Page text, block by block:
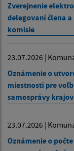
Zverejnenie
delegovaní člena
komisie
23.07.2026 |
Oznámenie o
miestnosti pre
samosprávy krajov
23.07.2026 |
Oznámenie o